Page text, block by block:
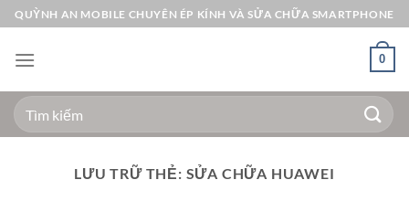
Bỏ
qua
nội
QUỲNH AN MOBILE CHUYÊN ÉP KÍNH VÀ SỬA CHỮA SMARTPHONE
0
Tìm
kiếm:
LƯU TRỮ THẺ: SỬA CHỮA HUAWEI